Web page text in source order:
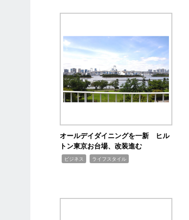
オールデイダイニングを一新 ヒル
トン東京お台場、改装進む
ビジネス ライフスタイル